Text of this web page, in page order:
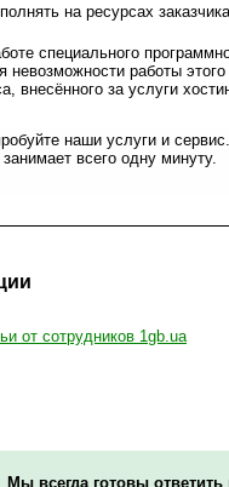
на ресурсах
специального
невозможности работы
внесённого за услуги
наши услуги и сервис.
занимает всего одну минуту.
от сотрудников 1gb.ua
Мы всегда готовы